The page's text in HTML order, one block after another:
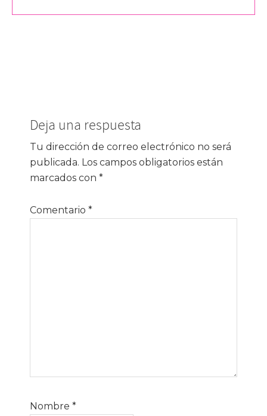
con
lectores
Deja una respuesta
Tu dirección de correo electrónico no será
publicada. Los campos obligatorios están
marcados con *
Comentario *
Nombre *